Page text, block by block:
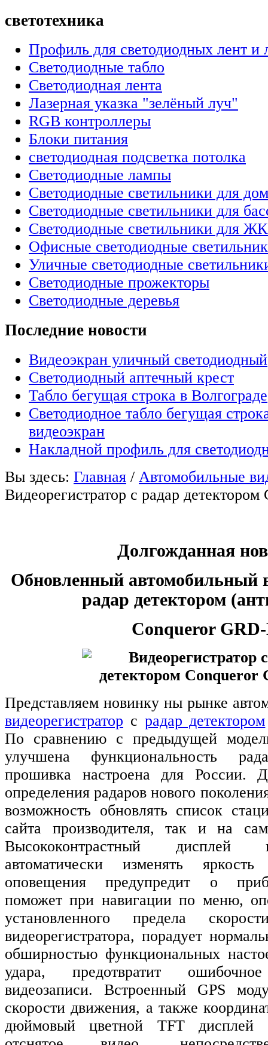
светотехника
Профиль для светодиодных лент и
Светодиодные табло
Светодиодная лента
Лазерная указка "зелёный луч"
RGB контроллеры
Блоки питания
светодиодная подсветка потолка
Светодиодные лампы
Светодиодные светильники для
Светодиодные светильники для
Светодиодные светильники для
Офисные светодиодные
Уличные светодиодные
Светодиодные прожекторы
Светодиодные деревья
Последние новости
Видеоэкран уличный светодиодный
Светодиодный аптечный крест
Табло бегущая строка в Волгограде
Светодиодное табло бегущая
видеоэкран
Накладной профиль для
Вы здесь: Главная / Автомобильные
Видеорегистратор с радар
Долгожданная
Обновленный автомобильный
радар детектором
Сonqueror
Представляем новинку ны рынке
видеорегистратор с радар детектором
По сравнению с предыдущей
улучшена функциональность
прошивка настроена для России.
определения радаров нового
возможность обновлять список
сайта производителя, так и на
Высококонтрастный дисплей
автоматически изменять
оповещения предупредит о
поможет при навигации по меню,
установленного предела
видеорегистратора, порадует
обширностью функциональных
удара, предотвратит
видеозаписи. Встроенный GPS
скорости движения, а также
дюймовый цветной TFT дисплей